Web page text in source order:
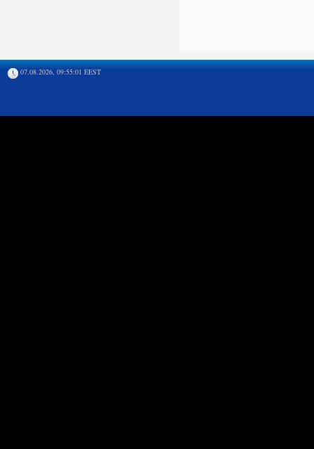
07.08.2026, 09:55:01 EEST